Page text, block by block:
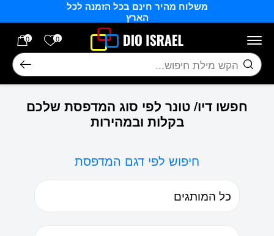
משלוח מהיר חינם בכל הזמנה לכל
הארץ
0 הרשימה
0
חיפוש
חפשו דיו/ טונר לפי סוג המדפסת שלכם
בקלות ובמהירות
חיפוש לפי דגם המדפסת